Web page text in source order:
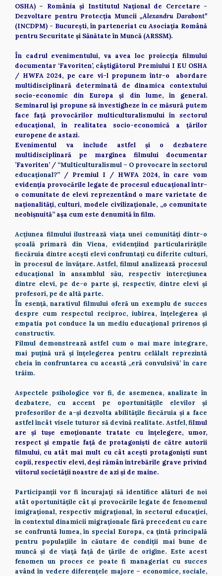
OSHA) – România și Institutul Naţional de Cercetare -
Dezvoltare pentru Protecţia Muncii
(INCDPM) - București, în parteneriat cu Asociația Română
pentru Securitate și Sănătate în Muncă (ARSSM).
În cadrul evenimentului, va avea loc proiecția filmului
documentar ‘Favoriten’, câștigătorul Premiului I EU OSHA
/ HWFA 2024, pe care vi-l propunem într-o  abordare
multidisciplinară determinată de dinamica contextului
socio-economic din Europa și din lume, în general.
Seminarul își propune să investigheze în ce măsură putem
face față provocărilor multiculturalismului în sectorul
educațional, în realitatea socio-economică a țărilor
europene de astazi.
Evenimentul va include astfel și o dezbatere
multidisciplinară pe marginea filmului documentar
’Favoriten’ / “Multiculturalismul – O provocare în sectorul
educațional?” / Premiul I / HWFA 2024, în care vom
evidenția provocările legate de procesul educațional într-
o comunitate de elevi reprezentând o mare varietate de
naționalități, culturi, modele civilizaționale, „o comunitate
neobișnuită” așa cum este denumită în film.
Acțiunea filmului ilustrează viața unei comunități dintr-o
școală primară din Viena, evidențiind particularirățile
fiecăruia dintre acești elevi confruntați cu diferite culturi,
în procesul de învățare. Astfel, filmul analizează procesul
educațional în ansamblul său, respectiv intercțiunea
dintre elevi, pe de-o parte și, respectiv, dintre elevi și
profesori, pe de altă parte.
În esență, narativul filmului oferă un exemplu de succes
despre cum respectul reciproc, iubirea, înțelegerea și
empatia pot conduce la un mediu educațional prirenos și
constructiv.
Filmul demonstrează astfel cum o mai mare integrare,
mai puțină ură și înțelegerea pentru celălalt reprezintă
cheia în confruntarea cu această „eră convulsivă’ în care
trăim.
Aspectele psihologice vor fi, de asemenea, analizate în
dezbatere, cu accent pe oportunitățile elevilor și
profesorilor de a-și dezvolta abilitățile fiecăruia și a face
astfel încât visele tuturor să devină realitate. Astfel, filmul
are și tușe emoționante tratate cu înțelegere, umor,
respect și empatie față de protagoniști de către autorii
filmului, cu atât mai mult cu cât acești protagoniști sunt
copii, respectiv elevi, deși rămân întrebările grave privind
viitorul societății noastre de azi și de maine.
Participanții vor fi încurajați să identifice alături de noi
atât oportunitățile cât și provocările legate de fenomenul
imigrațional, respectiv migrațional, în sectorul educației,
în contextul dinamicii migraționale fără precedent cu care
se confruntă lumea, în special Europa, ca țintă principală
pentru populațiile în căutare de condiții mai bune de
muncă și de viață față de țările de origine. Este acest
fenomen un proces ce poate fi manageriat cu succes
având în vedere diferențele majore – economice, sociale,